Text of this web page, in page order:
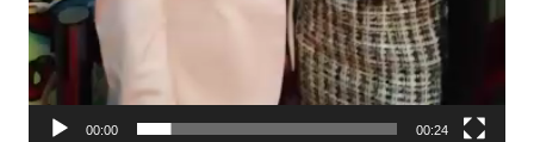
00:00 00:24